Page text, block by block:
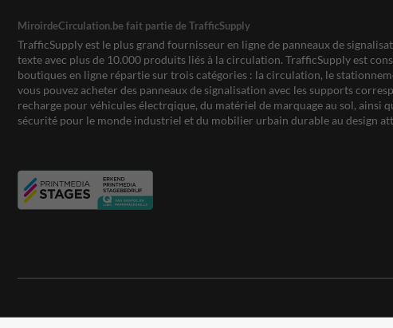
MiroirdeCirculation.be fait partie de TrafficSupply
TrafficSupply est le plus grand fournisseur en ligne de panneaux de
texte avec plus de 10.000 produits liés à la circulation. TrafficSupply est
boutiques en ligne répartie sur trois catégories : la circulation, le
vous pouvez acheter des panneaux de signalisation avec les supports
recharge pour véhicules électrqique, du matériel de marquage au sol, ainsi
sécurité pour le monde industriel et du mobilier urbain durable au design